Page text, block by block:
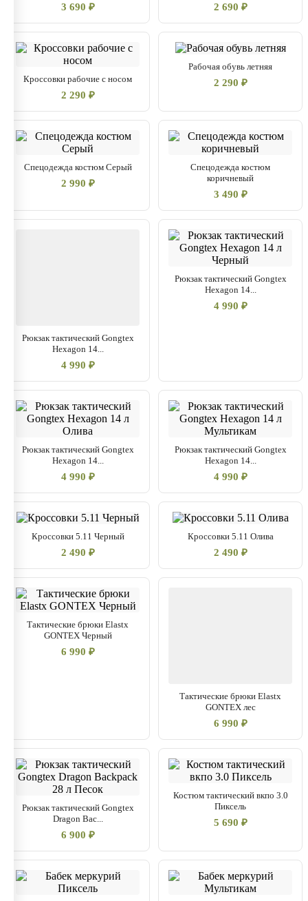
3 690 ₽ 2 690 ₽
Кроссовки рабочие с носом
2 290 ₽
Рабочая обувь летняя
2 290 ₽
Спецодежда костюм Серый
2 990 ₽
Спецодежда костюм
коричневый
3 490 ₽
Рюкзак тактический Gongtex
Hexagon 14...
4 990 ₽
Рюкзак тактический Gongtex
Hexagon 14...
4 990 ₽
Рюкзак тактический Gongtex
Hexagon 14...
4 990 ₽
Рюкзак тактический Gongtex
Hexagon 14...
4 990 ₽
Кроссовки 5.11 Черный
2 490 ₽
Кроссовки 5.11 Олива
2 490 ₽
Тактические брюки Elastx
GONTEX Черный
6 990 ₽
Тактические брюки Elastx
GONTEX лес
6 990 ₽
Рюкзак тактический Gongtex
Dragon Bac...
6 900 ₽
Костюм тактический вкпо 3.0
Пиксель
5 690 ₽